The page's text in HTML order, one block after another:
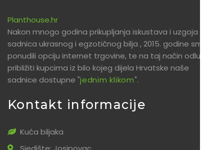
Planthouse.hr
Nakon mnogo godina prikupljanja iskustava i uzgoja
sadnica ukrasnog i egzotičnog bilja , 2015. godine smo
ponudili opciju internet trgovine, te na taj način odlučili
približiti kupcima iz bilo kojeg dijela Hrvatske naše
sadnice dostupne "jednim klikom".
Kontakt informacije
Kuća biljaka